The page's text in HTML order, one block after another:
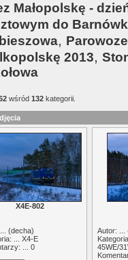
Małopolskę -
do
,
2013,
wśród 132 kategorii.
X4E-802
(decha)
... X4-E
... 0
Autor: ...
45WE/